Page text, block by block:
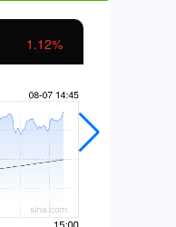
1.12%